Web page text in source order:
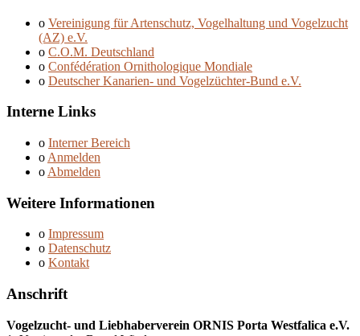
o Vereinigung für Artenschutz, Vogelhaltung und Vogelzucht
(AZ) e.V.
o C.O.M. Deutschland
o Confédération Ornithologique Mondiale
o Deutscher Kanarien- und Vogelzüchter-Bund e.V.
Interne Links
o Interner Bereich
o Anmelden
o Abmelden
Weitere Informationen
o Impressum
o Datenschutz
o Kontakt
Anschrift
Vogelzucht- und Liebhaberverein ORNIS Porta Westfalica e.V.